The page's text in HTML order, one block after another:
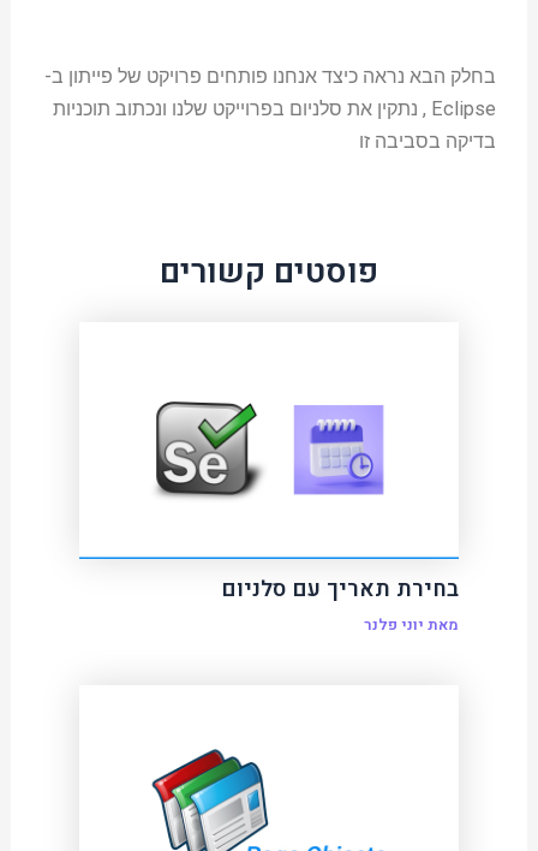
בחלק הבא נראה כיצד אנחנו פותחים פרויקט של פייתון ב-
Eclipse , נתקין את סלניום בפרוייקט שלנו ונכתוב תוכניות
בדיקה בסביבה זו
פוסטים קשורים
בחירת תאריך עם סלניום
מאת יוני פלנר